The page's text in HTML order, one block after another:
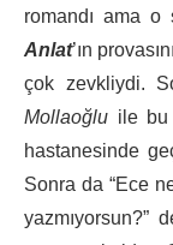
romandı ama
Anlat’ın
çok zevkliydi.
Mollaoğlu ile bu
hastanesinde
Sonra da “Ece
yazmıyorsun?”